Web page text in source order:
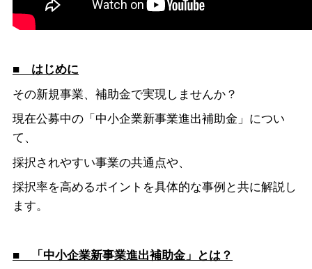
■ はじめに
その新規事業、補助金で実現しませんか？
現在公募中の「中小企業新事業進出補助金」につい
て、
採択されやすい事業の共通点や、
採択率を高めるポイントを具体的な事例と共に解説し
ます。
■ 「中小企業新事業進出補助金」とは？